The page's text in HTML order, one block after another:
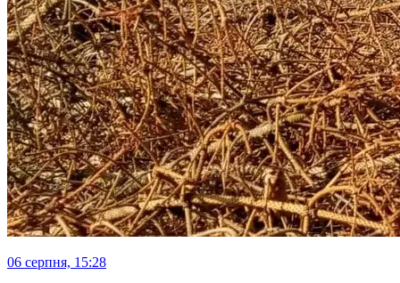
06 серпня, 15:28